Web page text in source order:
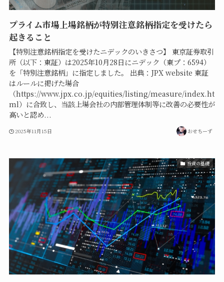
プライム市場上場銘柄が特別注意銘柄指定を受けたら
起きること
【特別注意銘柄指定を受けたニデックのいきさつ】 東京証券取引
所（以下：東証）は2025年10月28日にニデック（東プ：6594）
を「特別注意銘柄」に指定しました。 出典：JPX website 東証
はルールに掲げた場合
（https://www.jpx.co.jp/equities/listing/measure/index.ht
ml）に合致し、当該上場会社の内部管理体制等に改善の必要性が
高いと認め...
2025年11月15日 おせちーず
投資の基礎